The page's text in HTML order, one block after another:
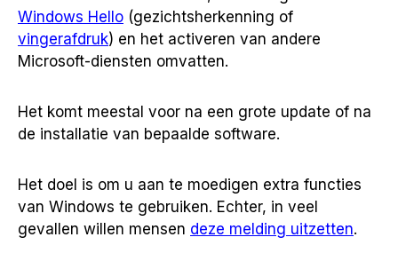
Windows Hello (gezichtsherkenning of
vingerafdruk) en het activeren van andere
Microsoft-diensten omvatten.
Het komt meestal voor na een grote update of na
de installatie van bepaalde software.
Het doel is om u aan te moedigen extra functies
van Windows te gebruiken. Echter, in veel
gevallen willen mensen deze melding uitzetten.